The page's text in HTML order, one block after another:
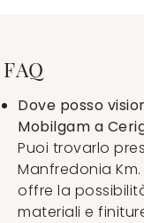
FAQ
Dove posso
Mobilgam a
Puoi trovarlo
Manfredonia
offre la
materiali e